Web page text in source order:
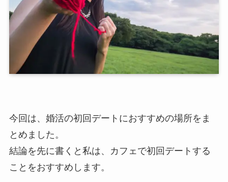
今回は、婚活の初回デートにおすすめの場所をま
とめました。
結論を先に書くと私は、
カフェで初回デートする
ことをおすすめします。